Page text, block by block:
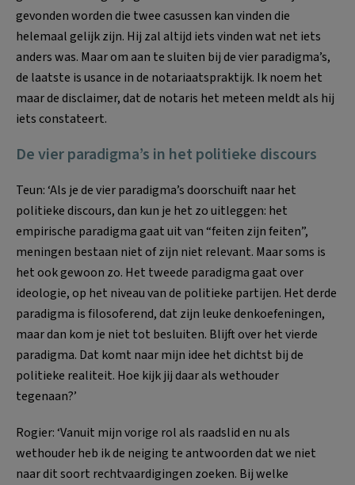
gevonden worden die twee casussen kan vinden die
helemaal gelijk zijn. Hij zal altijd iets vinden wat net iets
anders was. Maar om aan te sluiten bij de vier paradigma’s,
de laatste is usance in de notariaatspraktijk. Ik noem het
maar de disclaimer, dat de notaris het meteen meldt als hij
iets constateert.
De vier paradigma’s in het politieke discours
Teun: ‘Als je de vier paradigma’s doorschuift naar het
politieke discours, dan kun je het zo uitleggen: het
empirische paradigma gaat uit van “feiten zijn feiten”,
meningen bestaan niet of zijn niet relevant. Maar soms is
het ook gewoon zo. Het tweede paradigma gaat over
ideologie, op het niveau van de politieke partijen. Het derde
paradigma is filosoferend, dat zijn leuke denkoefeningen,
maar dan kom je niet tot besluiten. Blijft over het vierde
paradigma. Dat komt naar mijn idee het dichtst bij de
politieke realiteit. Hoe kijk jij daar als wethouder
tegenaan?’
Rogier: ‘Vanuit mijn vorige rol als raadslid en nu als
wethouder heb ik de neiging te antwoorden dat we niet
naar dit soort rechtvaardigingen zoeken. Bij welke